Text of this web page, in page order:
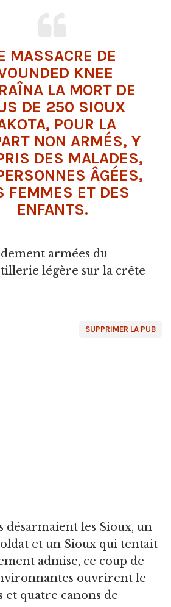
MASSACRE DE
KNEE
LA MORT DE
DE 250 SIOUX
POUR LA
NON ARMÉS, Y
DES MALADES,
ÂGÉES,
FEMMES ET DES
ENFANTS.
armées du
légère sur la crête
SUPPRIMER LA PUB
désarmaient les Sioux, un
et un Sioux qui tentait
admise, ce coup de
ouvrirent le
et quatre canons de